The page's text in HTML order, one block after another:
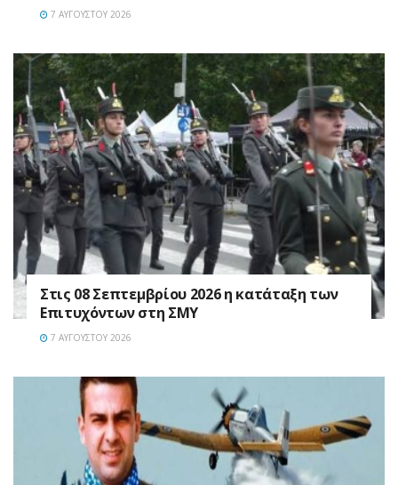
7 ΑΥΓΟΎΣΤΟΥ 2026
Στις 08 Σεπτεμβρίου 2026 η κατάταξη των
Επιτυχόντων στη ΣΜΥ
7 ΑΥΓΟΎΣΤΟΥ 2026